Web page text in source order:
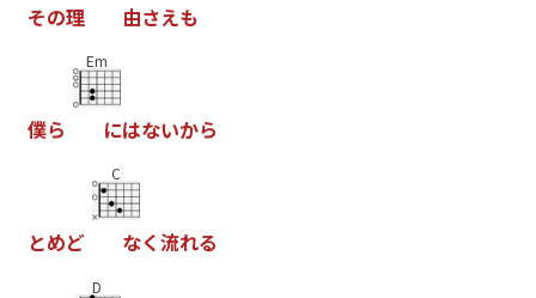
その理 由さえも
僕ら
Em
にはないから
とめど
C
なく流れる
D